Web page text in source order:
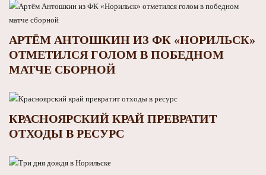
АРТЁМ АНТОШКИН ИЗ ФК «НОРИЛЬСК»
ОТМЕТИЛСЯ ГОЛОМ В ПОБЕДНОМ
МАТЧЕ СБОРНОЙ
КРАСНОЯРСКИЙ КРАЙ ПРЕВРАТИТ
ОТХОДЫ В РЕСУРС